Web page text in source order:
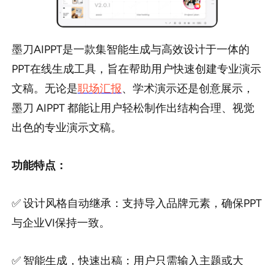
墨刀AIPPT是一款集智能生成与高效设计于一体的
PPT在线生成工具，旨在帮助用户快速创建专业演示
文稿。无论是职场汇报、学术演示还是创意展示，
墨刀 AIPPT 都能让用户轻松制作出结构合理、视觉
出色的专业演示文稿。
功能特点：
✅ 设计风格自动继承：支持导入品牌元素，确保PPT
与企业VI保持一致。
✅ 智能生成，快速出稿：用户只需输入主题或大